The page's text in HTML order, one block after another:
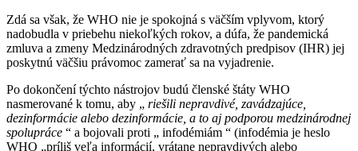
Zdá sa však, že WHO nie je spokojná s väčším vplyvom, ktorý
nadobudla v priebehu niekoľkých rokov, a dúfa, že pandemická
zmluva a zmeny Medzinárodných zdravotných predpisov (IHR) jej
poskytnú väčšiu právomoc zamerať sa na vyjadrenie.
Po dokončení týchto nástrojov budú členské štáty WHO
nasmerované k tomu, aby „ riešili nepravdivé, zavádzajúce,
dezinformácie alebo dezinformácie, a to aj podporou medzinárodnej
spolupráce “ a bojovali proti „ infodémiám “ (infodémia je heslo
WHO „príliš veľa informácií, vrátane nepravdivých alebo